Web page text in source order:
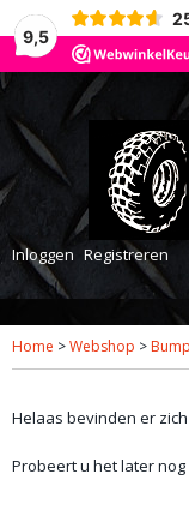
9,5
Inloggen Registreren
Home >Webshop >
Helaas bevinden er
Probeert u het later nog